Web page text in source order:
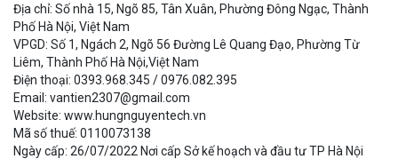
Địa chỉ: Số nhà 15, Ngõ 85, Tân Xuân, Phường Đông Ngạc, Thành
Phố Hà Nội, Việt Nam
VPGD: Số 1, Ngách 2, Ngõ 56 Đường Lê Quang Đạo, Phường Từ
Liêm, Thành Phố Hà Nội,Việt Nam
Điện thoại: 0393.968.345 / 0976.082.395
Email: vantien2307@gmail.com
Website: www.hungnguyentech.vn
Mã số thuế: 0110073138
Ngày cấp: 26/07/2022 Nơi cấp Sở kế hoạch và đầu tư TP Hà Nội